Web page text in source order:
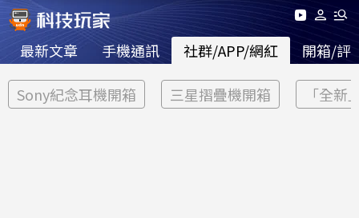
最新文章 手機通訊 社群/APP/網紅 開箱/評
Sony紀念耳機開箱 三星摺疊機開箱 「全新